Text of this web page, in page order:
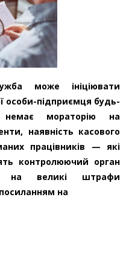
може ініціювати
особи-підприємця будь-
мораторію на
наявність касового
працівників — які
контролюючий орган
великі штрафи
на